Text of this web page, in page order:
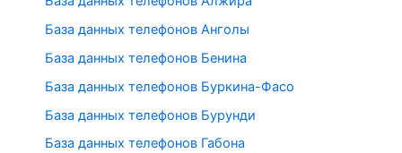
База данных телефонов Анголы
База данных телефонов Бенина
База данных телефонов Буркина-Фасо
База данных телефонов Бурунди
База данных телефонов Габона